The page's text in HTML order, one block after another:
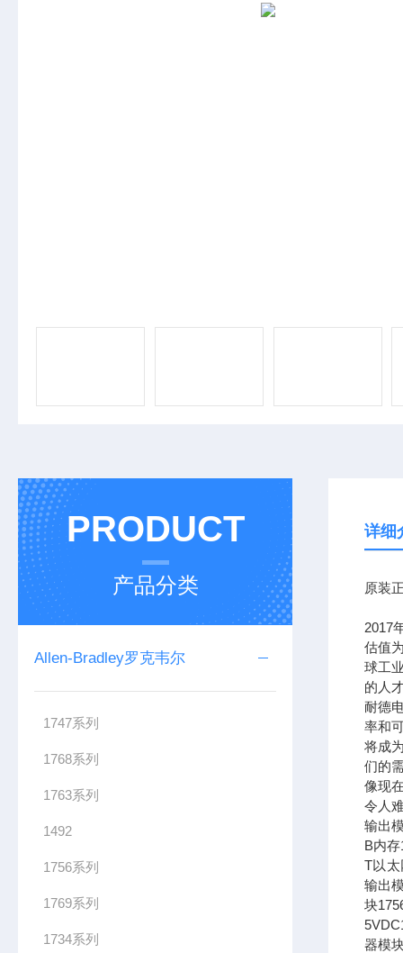
PRODUCT
产品分类
Allen-Bradley罗克韦尔
1747系列
1768系列
1763系列
1492
1756系列
1769系列
1734系列
详细
原装
2017
估值
球工
的人
耐德
率和
将成
们的
像现
令人
输出
B内
T以太
输出
块
器模